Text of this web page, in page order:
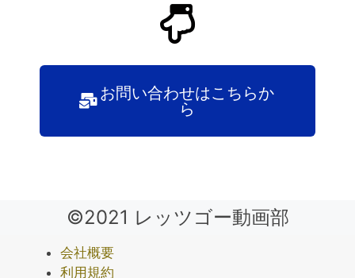
お問い合わせはこちらか
ら
©2021 レッツゴー動画部
会社概要
利用規約